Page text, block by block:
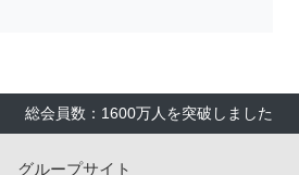
総会員数：1600万人を突破しました
グループサイト